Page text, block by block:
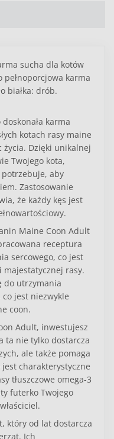
sucha dla kotów
pełnoporcjowa karma
białka: drób.
karma
kotach rasy maine
życia. Dzięki unikalnej
Twojego kota,
potrzebuje, aby
Zastosowanie
że każdy kęs jest
Maine Coon Adult
receptura
sercowego, co jest
rasy.
do utrzymania
jest niezwykle
coon.
Adult, inwestujesz
ta nie tylko dostarcza
ale także pomaga
charakterystyczne
tłuszczowe omega-3
futerko Twojego
który od lat dostarcza
Ich